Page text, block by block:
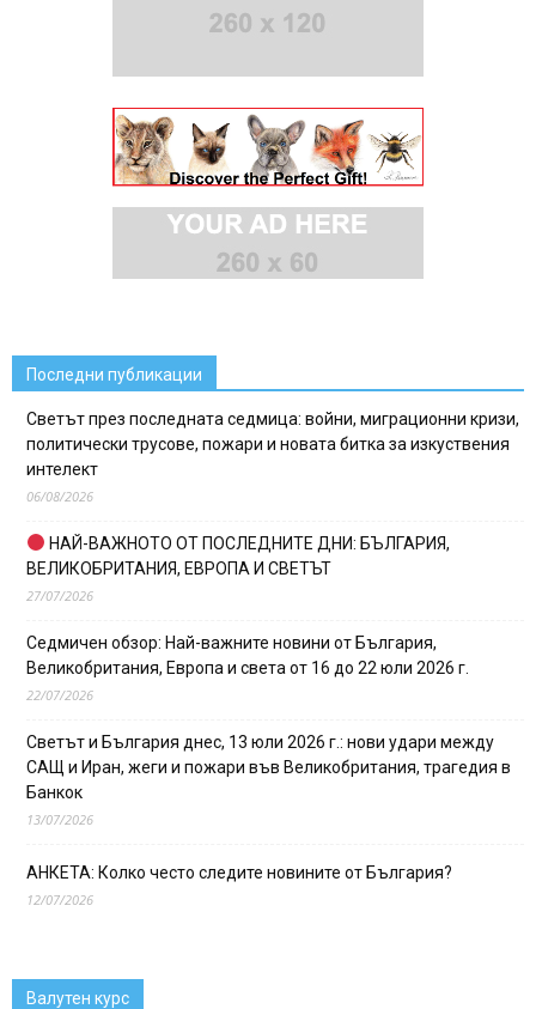
Последни публикации
Светът през последната седмица: войни, миграционни кризи,
политически трусове, пожари и новата битка за изкуствения
интелект
06/08/2026
НАЙ-ВАЖНОТО ОТ ПОСЛЕДНИТЕ ДНИ: БЪЛГАРИЯ,
ВЕЛИКОБРИТАНИЯ, ЕВРОПА И СВЕТЪТ
27/07/2026
Седмичен обзор: Най-важните новини от България,
Великобритания, Европа и света от 16 до 22 юли 2026 г.
22/07/2026
Светът и България днес, 13 юли 2026 г.: нови удари между
САЩ и Иран, жеги и пожари във Великобритания, трагедия в
Банкок
13/07/2026
АНКЕТА: Колко често следите новините от България?
12/07/2026
Валутен курс